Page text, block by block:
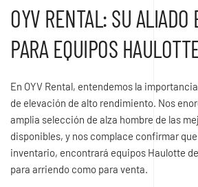
OYV RENTAL: SU ALIADO
PARA EQUIPOS
En OYV Rental, entendemos la
de elevación de alto rendimiento. Nos
amplia selección de alza hombre de las
disponibles, y nos complace confirmar
inventario, encontrará equipos Haulotte
para arriendo como para venta.